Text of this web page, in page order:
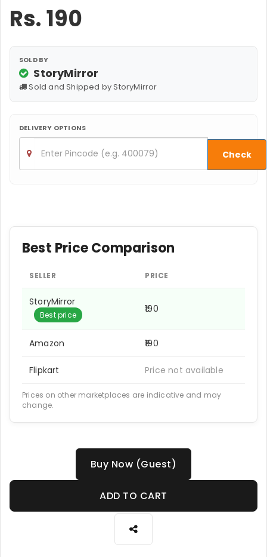
Rs.190
SOLD BY
StoryMirror
Sold and Shipped by StoryMirror
DELIVERY OPTIONS
Check
Best Price Comparison
SELLER PRICE
StoryMirror
Best price
₹190
Amazon ₹190
Flipkart Price not available
Prices on other marketplaces are indicative and may
change.
Buy Now (Guest)
ADD TO CART